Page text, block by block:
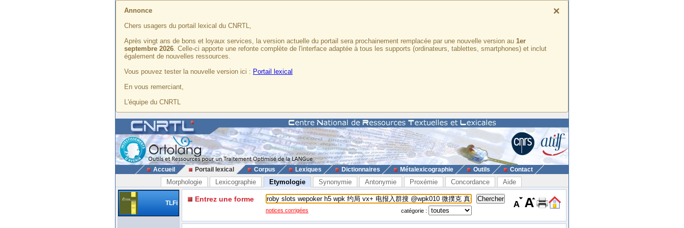
×
Annonce
Chers usagers du portail lexical du CNRTL,
Après vingt ans de bons et loyaux services, la version actuelle du portail sera prochainement remplacée par une nouvelle version au 1er
septembre 2026. Celle-ci apporte une refonte complète de l'interface adaptée à tous les supports (ordinateurs, tablettes, smartphones) et inclut
également de nouvelles ressources.
Vous pouvez tester la nouvelle version ici : Portail lexical
En vous remerciant,
L'équipe du CNRTL
Accueil Portail lexical Corpus Lexiques Dictionnaires Métalexicographie Outils Contact
Morphologie Lexicographie Etymologie Synonymie Antonymie Proxémie Concordance Aide
TLFi Entrez une forme
notices corrigées catégorie :